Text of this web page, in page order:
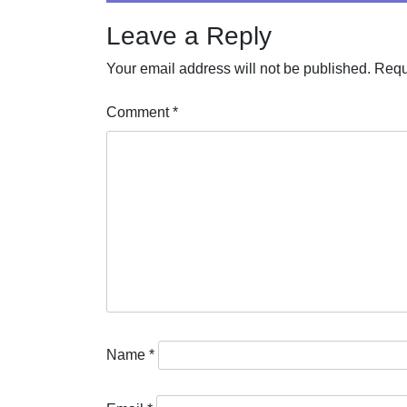
Leave a Reply
Your email address will not be published.
Comment*
Name *